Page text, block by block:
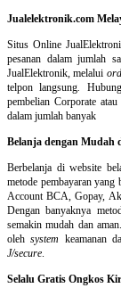
Jualelektronik.com
Situs Online
pesanan dalam jumlah
JualElektronik, melalui
telpon langsung
pembelian Corporate
dalam jumlah banyak
Belanja dengan Mudah
Berbelanja diwebsite
metode pembayaran
Account BCA, Gopay,
Dengan banyaknya
semakin mudah dan
olehsystem keamanan
J/secure
Selalu Gratis Ongkos